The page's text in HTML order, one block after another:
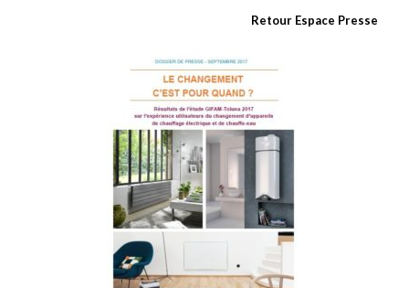
Retour Espace Presse